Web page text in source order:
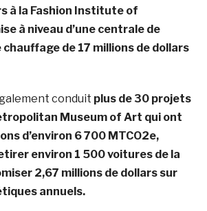
à la Fashion Institute of
à niveau d’une centrale de
de 17 millions de dollars
conduit plus de 30 projets
Museum of Art qui ont
d’environ 6 700 MTCO2e,
environ 1 500 voitures de la
2,67 millions de dollars sur
annuels.